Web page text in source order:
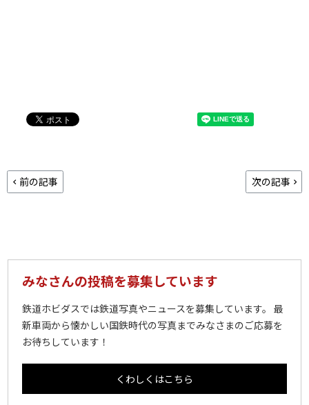
前の記事 次の記事
みなさんの投稿を募集しています
鉄道ホビダスでは鉄道写真やニュースを募集しています。 最
新車両から懐かしい国鉄時代の写真までみなさまのご応募を
お待ちしています！
くわしくはこちら